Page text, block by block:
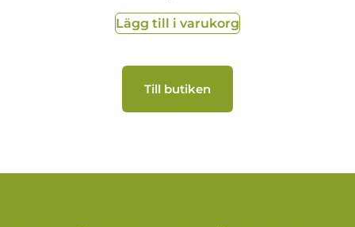
Lägg till i varukorg
Till butiken